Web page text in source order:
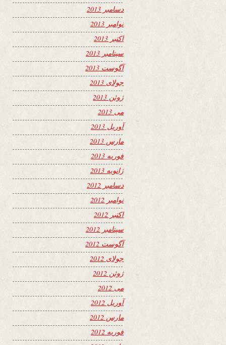
دسامبر 2013
نوامبر 2013
اکتبر 2013
سپتامبر 2013
آگوست 2013
جولای 2013
ژوئن 2013
می 2013
آوریل 2013
مارس 2013
فوریه 2013
ژانویه 2013
دسامبر 2012
نوامبر 2012
اکتبر 2012
سپتامبر 2012
آگوست 2012
جولای 2012
ژوئن 2012
می 2012
آوریل 2012
مارس 2012
فوریه 2012